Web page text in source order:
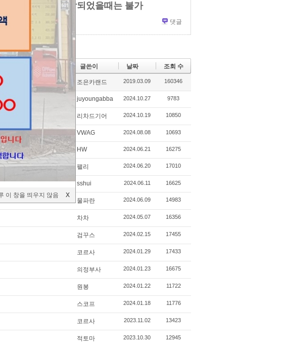
X
이 창을 띄우지 않음 X
속이 허브에 고착되었을때는 불가
댓글
글쓴이 날짜 조회 수
니다. 조은카랜드 2019.03.09 160346
juyoungabba 2024.10.27 9783
리차드기어 2024.10.19 10850
VWAG 2024.08.08 10693
HW 2024.06.21 16275
팰리 2024.06.20 17010
sshui 2024.06.11 16625
물파란 2024.06.09 14983
차차 2024.05.07 16356
검꾸스 2024.02.15 17455
코르사 2024.01.29 17433
의정부사 2024.01.23 16675
원봉 2024.01.22 11722
스코프 2024.01.18 11776
코르사 2023.11.02 13423
적토마 2023.10.30 12945